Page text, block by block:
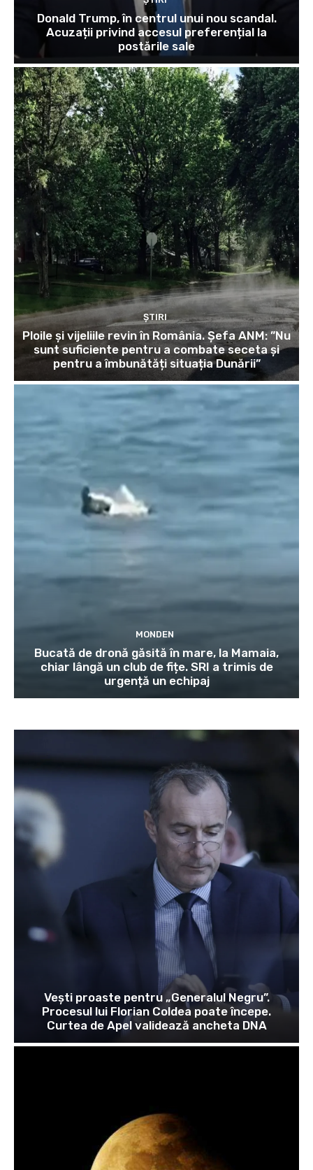
Donald Trump, în centrul unui nou scandal.
Acuzații privind accesul preferențial la
postările sale
ȘTIRI
Ploile și vijeliile revin în România. Șefa ANM: ”Nu
sunt suficiente pentru a combate seceta și
pentru a îmbunătăți situația Dunării”
MONDEN
Bucată de dronă găsită în mare, la Mamaia,
chiar lângă un club de fițe. SRI a trimis de
urgență un echipaj
Vești proaste pentru „Generalul Negru”.
Procesul lui Florian Coldea poate începe.
Curtea de Apel validează ancheta DNA